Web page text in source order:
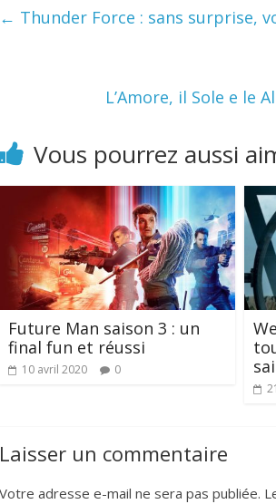
← Thunder Force : sans surprise,
L’Amore, il Sole e le
Vous pourrez aussi
Future Man saison 3 : un
final fun et réussi
10 avril 2020 0
Laisser un commentaire
Votre adresse e-mail ne sera pas publiée.